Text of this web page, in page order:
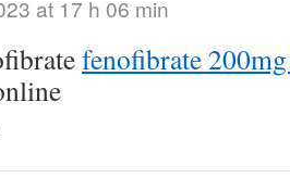
at 17 h 06 min
fenofibrate